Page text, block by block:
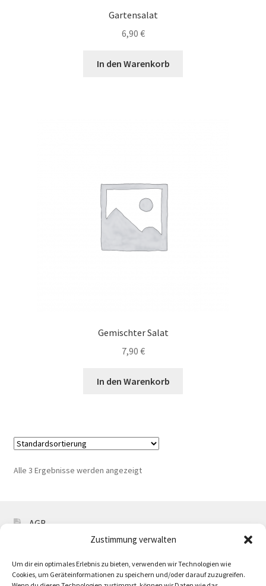
Zustimmung verwalten
Um dir ein optimales Erlebnis zu bieten, verwenden wir Technologien wie
Cookies, um Geräteinformationen zu speichern und/oder darauf zuzugreifen.
Gartensalat
6,90 €
In den Warenkorb
Gemischter Salat
7,90 €
In den Warenkorb
Alle 3 Ergebnisse werden angezeigt
AGB
Wiederrufsbelehrung